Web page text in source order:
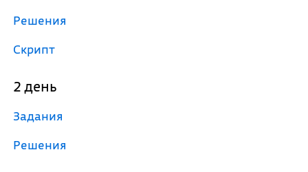
Решения
Скрипт
2 день
Задания
Решения